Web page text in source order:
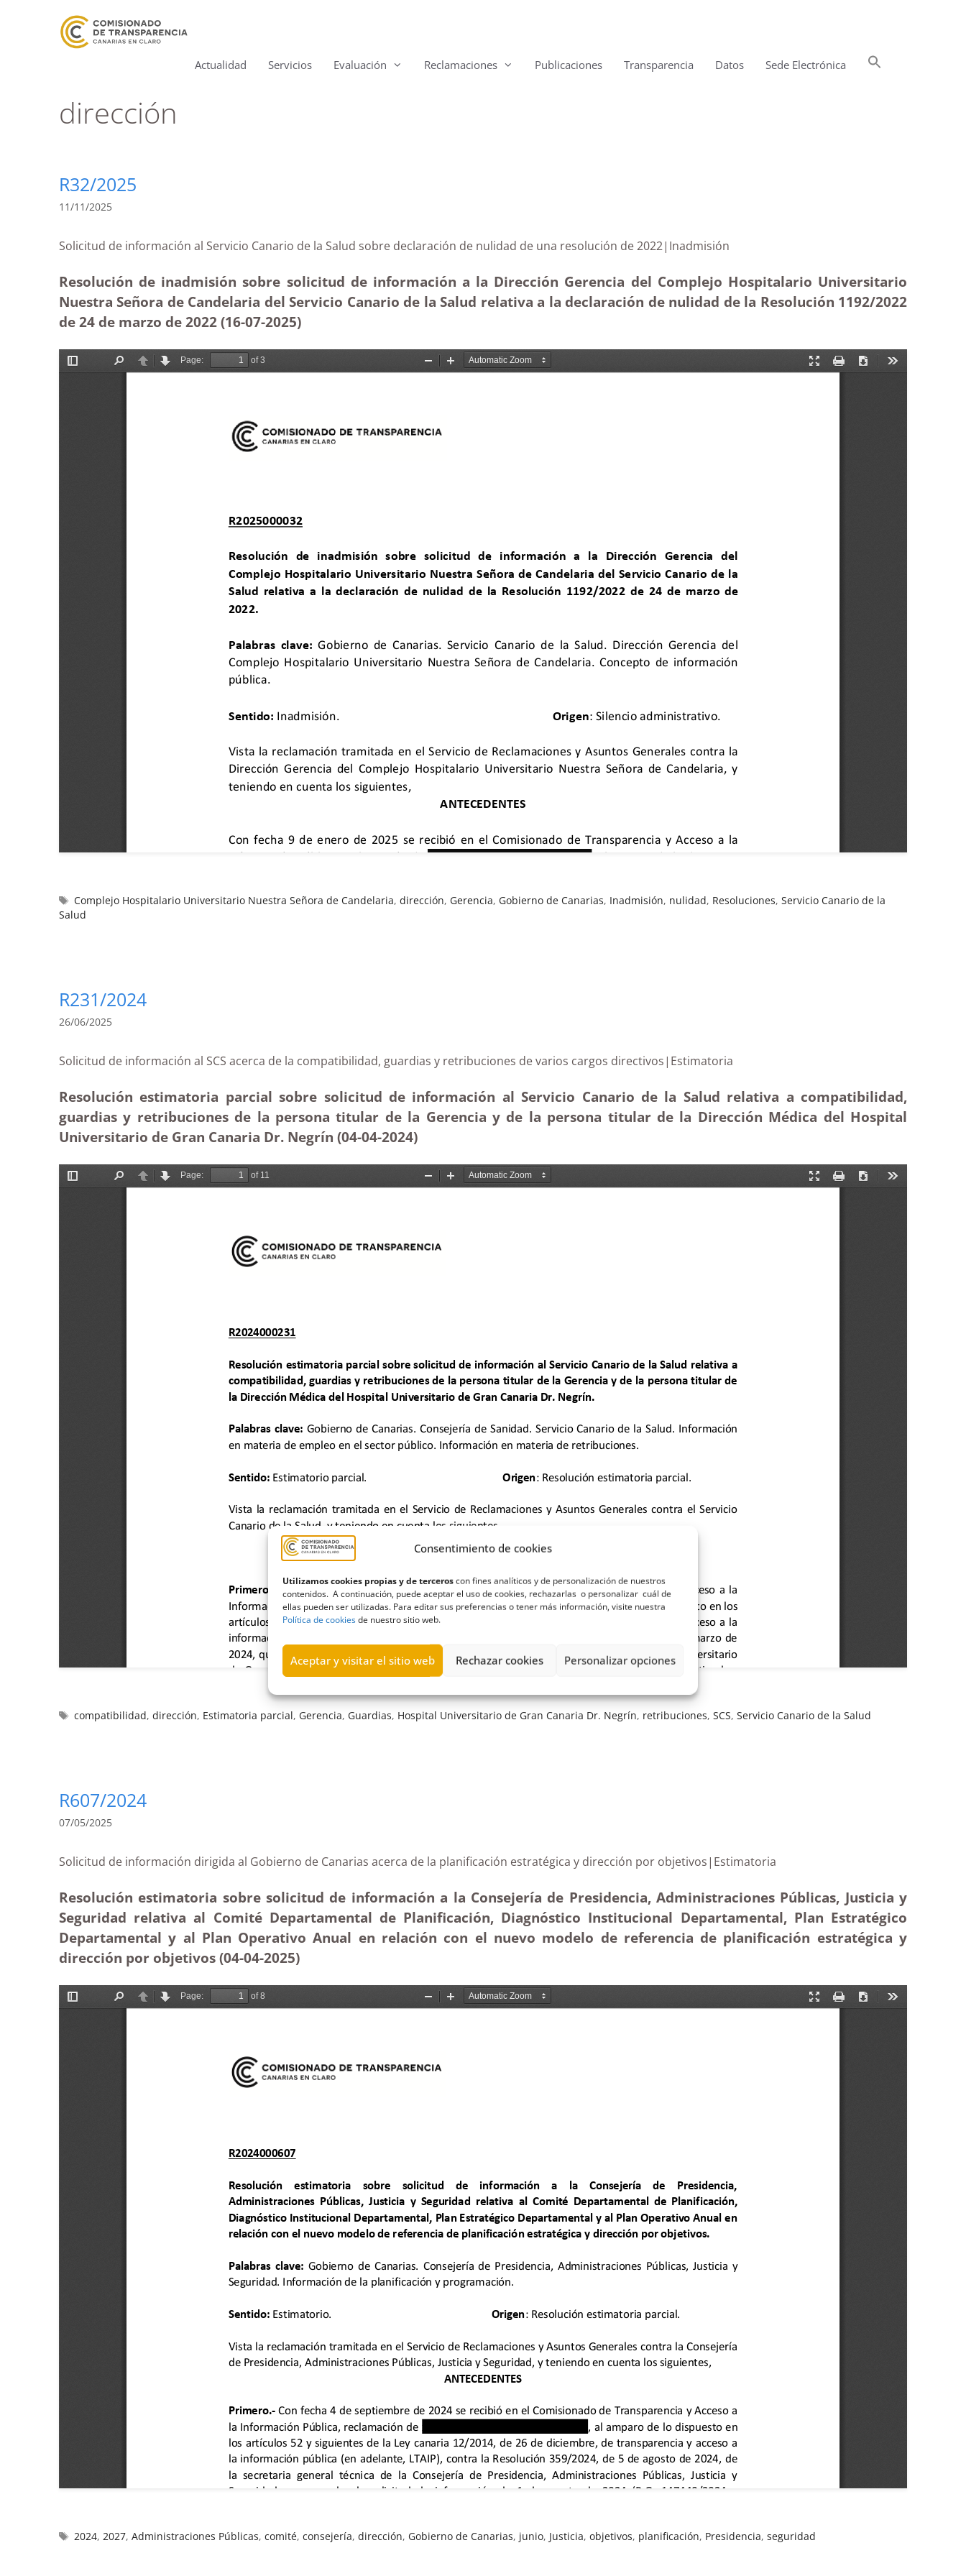
Consentimiento de cookies
Utilizamos cookies propias y de terceroscon fines analíticos y de personalización de nuestros
contenidos. A continuación, puede aceptar el uso de cookies, rechazarlas o personalizar cuál de
ellas pueden ser utilizadas. Para editar sus preferencias o tener más información, visite nuestra
Política de cookiesde nuestro sitio web.
Aceptar y visitar el sitio web Rechazar cookies Personalizar opciones
Actualidad Servicios Evaluación Reclamaciones Publicaciones Transparencia Datos Sede Electrónica
dirección
R32/2025
11/11/2025
Solicitud de información al Servicio Canario de la Salud sobre declaración de nulidad de una resolución de 2022|Inadmisión
Resolución de inadmisión sobre solicitud de información a la Dirección Gerencia del Complejo Hospitalario Universitario
Nuestra Señora de Candelaria del Servicio Canario de la Salud relativa a la declaración de nulidad de la Resolución 1192/2022
de 24 de marzo de 2022 (16-07-2025)
Complejo Hospitalario Universitario Nuestra Señora de Candelaria,dirección, Gerencia, Gobierno de Canarias, Inadmisión, nulidad, Resoluciones,Servicio Canario de la
Salud
R231/2024
26/06/2025
Solicitud de información al SCS acerca de la compatibilidad, guardias y retribuciones de varios cargos directivos|Estimatoria
Resolución estimatoria parcial sobre solicitud de información al Servicio Canario de la Salud relativa a compatibilidad,
guardias y retribuciones de la persona titular de la Gerencia y de la persona titular de la Dirección Médica del Hospital
Universitario de Gran Canaria Dr. Negrín (04-04-2024)
compatibilidad,dirección, Estimatoria parcial, Gerencia, Guardias, Hospital Universitario de Gran Canaria Dr. Negrín, retribuciones,SCS,Servicio Canario de la Salud
R607/2024
07/05/2025
Solicitud de información dirigida al Gobierno de Canarias acerca de la planificación estratégica y dirección por objetivos|Estimatoria
Resolución estimatoria sobre solicitud de información a la Consejería de Presidencia, Administraciones Públicas, Justicia y
Seguridad relativa al Comité Departamental de Planificación, Diagnóstico Institucional Departamental, Plan Estratégico
Departamental y al Plan Operativo Anual en relación con el nuevo modelo de referencia de planificación estratégica y
dirección por objetivos (04-04-2025)
2024,2027,Administraciones Públicas,comité,consejería,dirección, Gobierno de Canarias, junio, Justicia,objetivos, planificación, Presidencia,seguridad